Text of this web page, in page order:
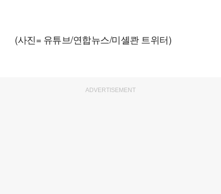
(사진= 유튜브/연합뉴스/미셸콴 트위터)
ADVERTISEMENT